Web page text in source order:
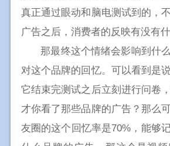
真正通过眼动和脑电测试到的，
广告之后，消费者的反映有没有什
那最终这个情绪会影响到什
对这个品牌的回忆。可以看到是
它结束完测试之后立刻进行问卷
才你看了那些品牌的广告？那么
友圈的这个回忆率是70%，能够